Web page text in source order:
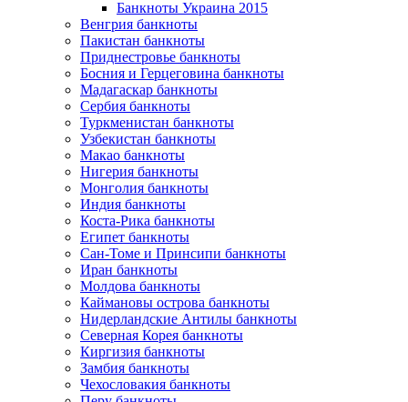
Банкноты Украина 2015
Венгрия банкноты
Пакистан банкноты
Приднестровье банкноты
Босния и Герцеговина банкноты
Мадагаскар банкноты
Сербия банкноты
Туркменистан банкноты
Узбекистан банкноты
Макао банкноты
Нигерия банкноты
Монголия банкноты
Индия банкноты
Коста-Рика банкноты
Египет банкноты
Сан-Томе и Принсипи банкноты
Иран банкноты
Молдова банкноты
Каймановы острова банкноты
Нидерландские Антилы банкноты
Северная Корея банкноты
Киргизия банкноты
Замбия банкноты
Чехословакия банкноты